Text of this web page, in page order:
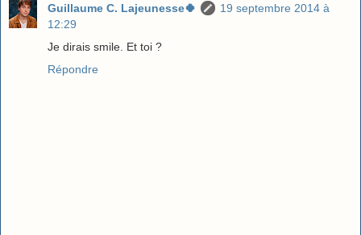
Guillaume C. Lajeunesse🍀
19 septembre 2014 à
12:29
Je dirais smile. Et toi ?
Répondre